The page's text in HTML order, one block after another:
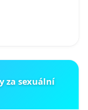
za sexuální